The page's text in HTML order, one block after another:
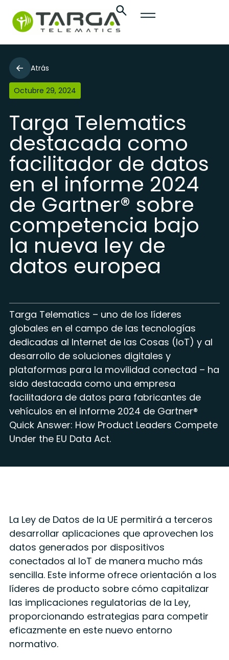
Atrás
Octubre 29, 2024
Targa Telematics
destacada como
facilitador de datos
en el informe 2024
de Gartner® sobre
competencia bajo
la nueva ley de
datos europea
Targa Telematics – uno de los líderes
globales en el campo de las tecnologías
dedicadas al Internet de las Cosas (IoT) y al
desarrollo de soluciones digitales y
plataformas para la movilidad conectad – ha
sido destacada como una empresa
facilitadora de datos para fabricantes de
vehículos en el informe 2024 de Gartner®
Quick Answer: How Product Leaders Compete
Under the EU Data Act.
La Ley de Datos de la UE permitirá a terceros
desarrollar aplicaciones que aprovechen los
datos generados por dispositivos
conectados al IoT de manera mucho más
sencilla. Este informe ofrece orientación a los
líderes de producto sobre cómo capitalizar
las implicaciones regulatorias de la Ley,
proporcionando estrategias para competir
eficazmente en este nuevo entorno
normativo.